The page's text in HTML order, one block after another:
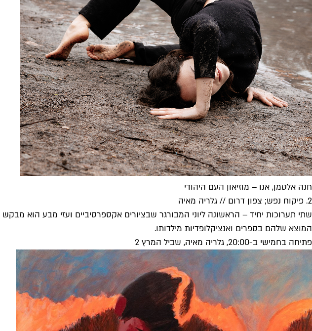
חנה אלטמן, אנו – מוזיאון העם היהודי
2. פיקוח נפש; צפון דרום // גלריה מאיה
שתי תערוכות יחיד – הראשונה ליוני המבורגר שבציורים אקספרסיביים ועזי מבע הוא
המוצא שלהם בספרים ואנציקלופדיות מילדותו.
פתיחה בחמישי ב-20:00, גלריה מאיה, שביל המרץ 2